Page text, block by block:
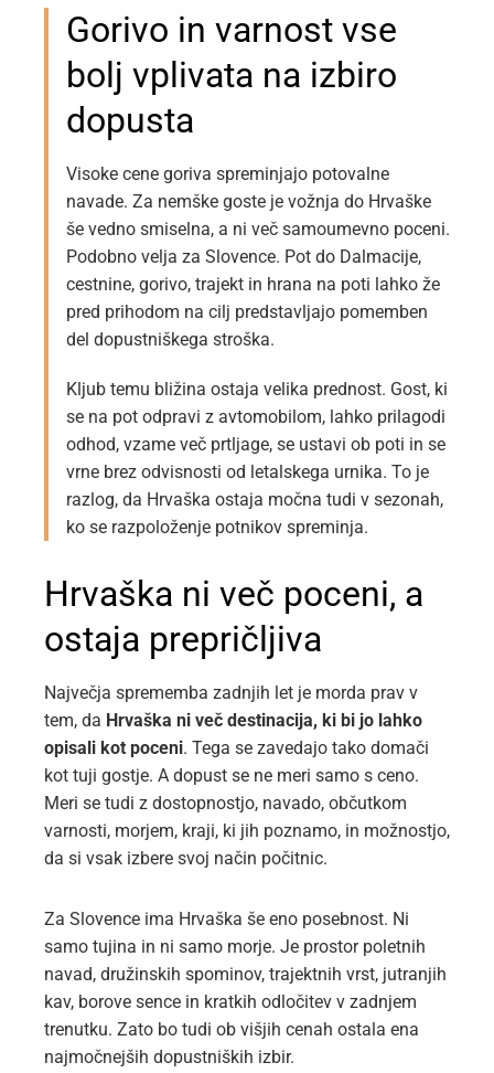
Gorivo in varnost vse
bolj vplivata na izbiro
dopusta
Visoke cene goriva spreminjajo potovalne
navade. Za nemške goste je vožnja do Hrvaške
še vedno smiselna, a ni več samoumevno poceni.
Podobno velja za Slovence. Pot do Dalmacije,
cestnine, gorivo, trajekt in hrana na poti lahko že
pred prihodom na cilj predstavljajo pomemben
del dopustniškega stroška.
Kljub temu bližina ostaja velika prednost. Gost, ki
se na pot odpravi z avtomobilom, lahko prilagodi
odhod, vzame več prtljage, se ustavi ob poti in se
vrne brez odvisnosti od letalskega urnika. To je
razlog, da Hrvaška ostaja močna tudi v sezonah,
ko se razpoloženje potnikov spreminja.
Hrvaška ni več poceni, a
ostaja prepričljiva
Največja sprememba zadnjih let je morda prav v
tem, da Hrvaška ni več destinacija, ki bi jo lahko
opisali kot poceni. Tega se zavedajo tako domači
kot tuji gostje. A dopust se ne meri samo s ceno.
Meri se tudi z dostopnostjo, navado, občutkom
varnosti, morjem, kraji, ki jih poznamo, in možnostjo,
da si vsak izbere svoj način počitnic.
Za Slovence ima Hrvaška še eno posebnost. Ni
samo tujina in ni samo morje. Je prostor poletnih
navad, družinskih spominov, trajektnih vrst, jutranjih
kav, borove sence in kratkih odločitev v zadnjem
trenutku. Zato bo tudi ob višjih cenah ostala ena
najmočnejših dopustniških izbir.